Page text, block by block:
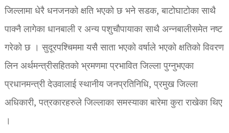
जिल्लामा धेरै धनजनको क्षति भएको छ भने सडक, बाटोघाटोका साथै
पाक्नै लागेका धानबाली र अन्य पशुचौपायाका साथै अन्नबालीसमेत नष्ट
गरेको छ । सुदूरपश्चिममा यसै साता भएको वर्षाले भएको क्षतिको विवरण
लिन अर्थमन्त्रीसहितको भ्रमणमा प्रभावित जिल्ला पुग्नुभएका
प्रधानमन्त्री देउवालाई स्थानीय जनप्रतिनिधि, प्रमुख जिल्ला
अधिकारी, पत्रकारहरुले जिल्लाका समस्याका बारेमा कुरा राखेका थिए
।